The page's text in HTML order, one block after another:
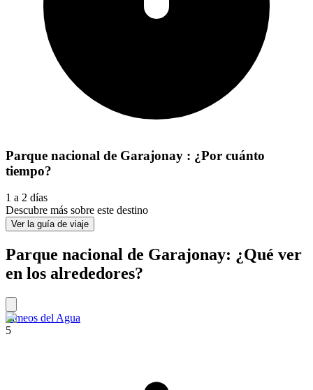
Parque nacional de Garajonay : ¿Por cuánto
tiempo?
1 a 2 días
Descubre más sobre este destino
Ver la guía de viaje
Parque nacional de Garajonay: ¿Qué ver
en los alrededores?
Jameos del Agua
5